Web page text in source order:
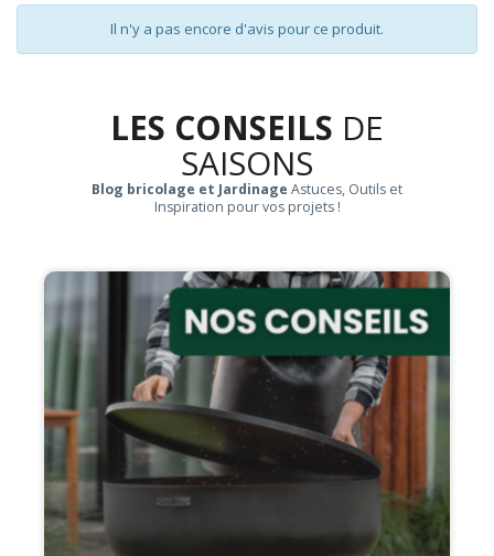
Il n'y a pas encore d'avis pour ce produit.
LES CONSEILS DE
SAISONS
Blog bricolage et Jardinage Astuces, Outils et
Inspiration pour vos projets !